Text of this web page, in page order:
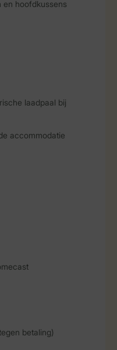
en hoofdkussens
laadpaal bij
accommodatie
betaling)